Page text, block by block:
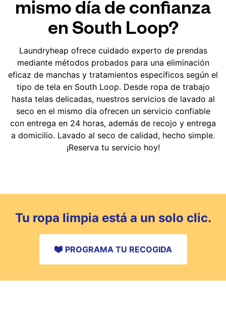
mismo día de confianza
en South Loop?
Laundryheap ofrece cuidado experto de prendas
mediante métodos probados para una eliminación
eficaz de manchas y tratamientos específicos según el
tipo de tela en South Loop. Desde ropa de trabajo
hasta telas delicadas, nuestros servicios de lavado al
seco en el mismo día ofrecen un servicio confiable
con entrega en 24 horas, además de recojo y entrega
a domicilio. Lavado al seco de calidad, hecho simple.
¡Reserva tu servicio hoy!
Tu ropa limpia está a un solo clic.
PROGRAMA TU RECOGIDA